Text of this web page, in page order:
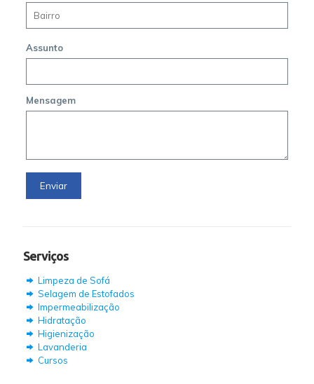
Assunto
Mensagem
Serviços
Limpeza de Sofá
Selagem de Estofados
Impermeabilização
Hidratação
Higienização
Lavanderia
Cursos